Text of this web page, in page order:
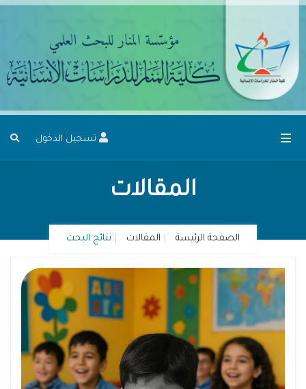
تسجيل الدخول
المقالات
الصفحة الرئيسة المقالات نتائج البحث